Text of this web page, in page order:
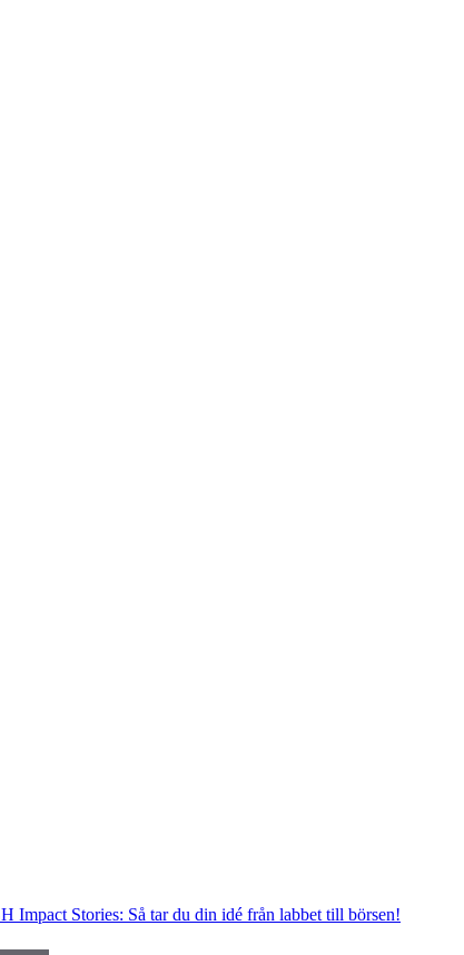
Impact Stories: Så tar du din idé från labbet till börsen!